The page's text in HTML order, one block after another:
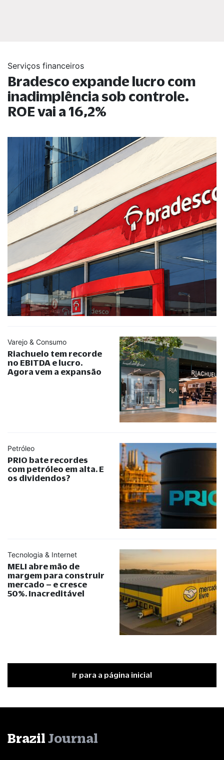
Serviços financeiros
Bradesco expande lucro com
inadimplência sob controle.
ROE vai a 16,2%
Varejo & Consumo
Riachuelo tem recorde
no EBITDA e lucro.
Agora vem a expansão
Petróleo
PRIO bate recordes
com petróleo em alta. E
os dividendos?
Tecnologia & Internet
MELI abre mão de
margem para construir
mercado – e cresce
50%. Inacreditável
Ir para a página inicial
Brazil Journal